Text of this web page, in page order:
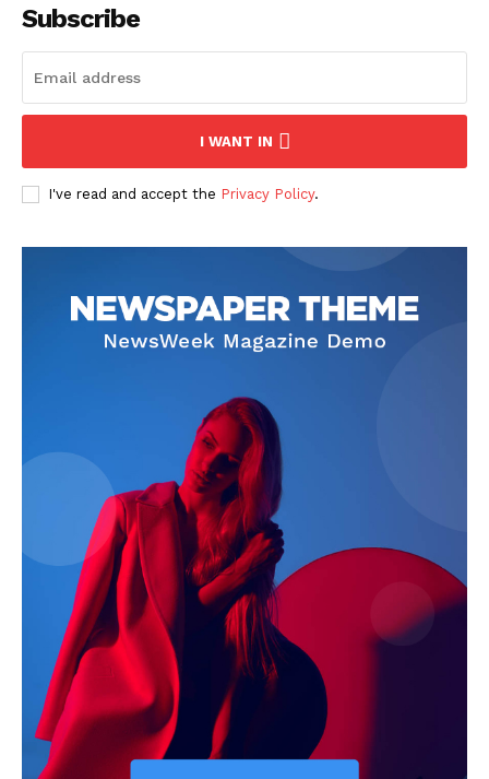
Subscribe
I WANT IN
I've read and accept the Privacy Policy.